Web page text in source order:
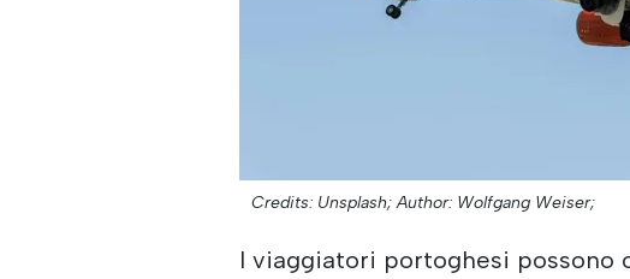
Credits: Unsplash; Author: Wolfgang Weiser;
I viaggiatori portoghesi possono